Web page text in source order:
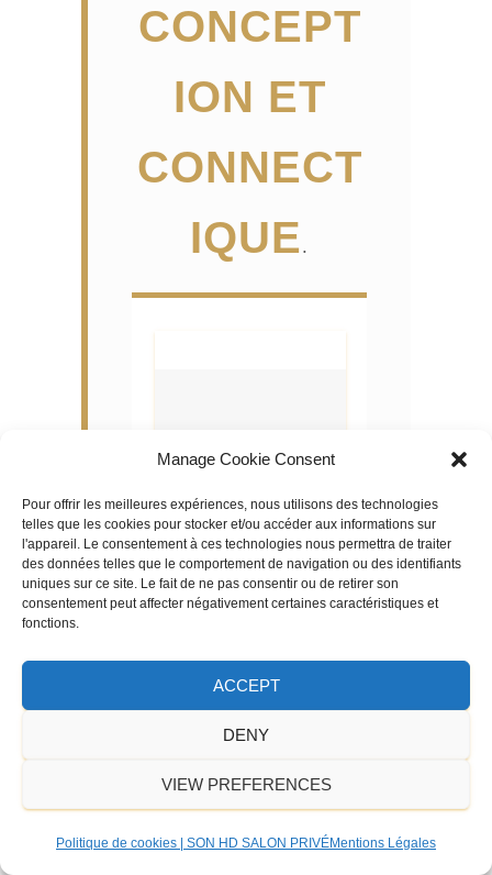
Manage Cookie Consent
Pour offrir les meilleures expériences, nous utilisons des technologies
telles que les cookies pour stocker et/ou accéder aux informations sur
l'appareil. Le consentement à ces technologies nous permettra de traiter
des données telles que le comportement de navigation ou des identifiants
uniques sur ce site. Le fait de ne pas consentir ou de retirer son
consentement peut affecter négativement certaines caractéristiques et
fonctions.
ACCEPT
DENY
VIEW PREFERENCES
Politique de cookies | SON HD SALON PRIVÉMentions Légales
CONCEPT
ION ET
CONNECT
IQUE .
Vue de face de